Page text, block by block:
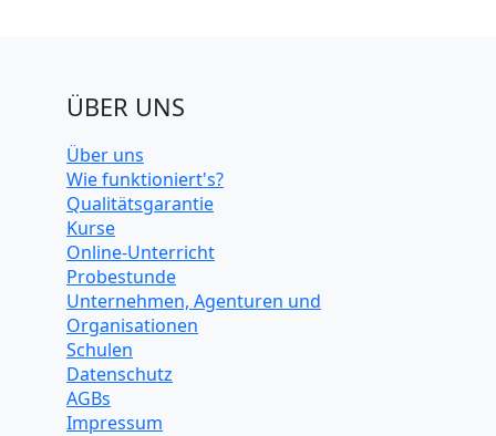
ÜBER UNS
Über uns
Wie funktioniert's?
Qualitätsgarantie
Kurse
Online-Unterricht
Probestunde
Unternehmen, Agenturen und
Organisationen
Schulen
Datenschutz
AGBs
Impressum